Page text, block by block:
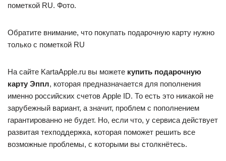
Обратите внимание, что покупать подарочную карту нужно
только с пометкой RU
На сайте KartaApple.ru вы можете купить подарочную
карту Эппл, которая предназначается для пополнения
именно российских счетов Apple ID. То есть это никакой не
зарубежный вариант, а значит, проблем с пополнением
гарантированно не будет. Но, если что, у сервиса действует
развитая техподдержка, которая поможет решить все
возможные проблемы, с которыми вы столкнётесь.